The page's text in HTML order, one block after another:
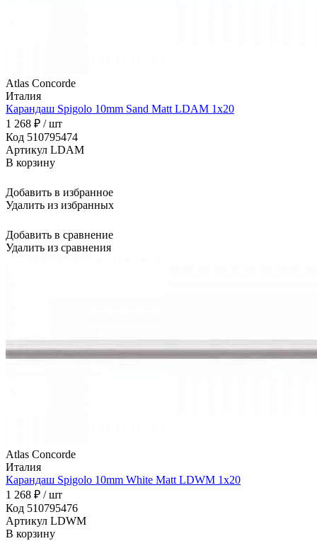
Atlas Concorde
Италия
Карандаш Spigolo 10mm Sand Matt LDAM 1x20
1 268 ₽ / шт
Код 510795474
Артикул LDAM
В корзину
Добавить в избранное
Удалить из избранных
Добавить в сравнение
Удалить из сравнения
Atlas Concorde
Италия
Карандаш Spigolo 10mm White Matt LDWM 1x20
1 268 ₽ / шт
Код 510795476
Артикул LDWM
В корзину